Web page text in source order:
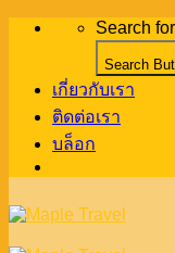
Skip
Search
Search
เกี่ยวกับเรา
ติดต่อเรา
บล็อก